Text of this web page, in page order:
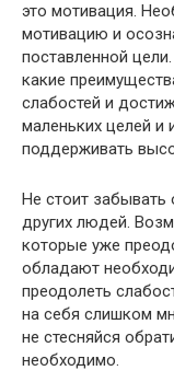
это мотивация.
мотивацию и
поставленной
какие
слабостей и
маленьких целей
поддерживать
Не стоит забывать
других людей.
которые уже
обладают
преодолеть
на себя слишком
не стесняйся
необходимо.